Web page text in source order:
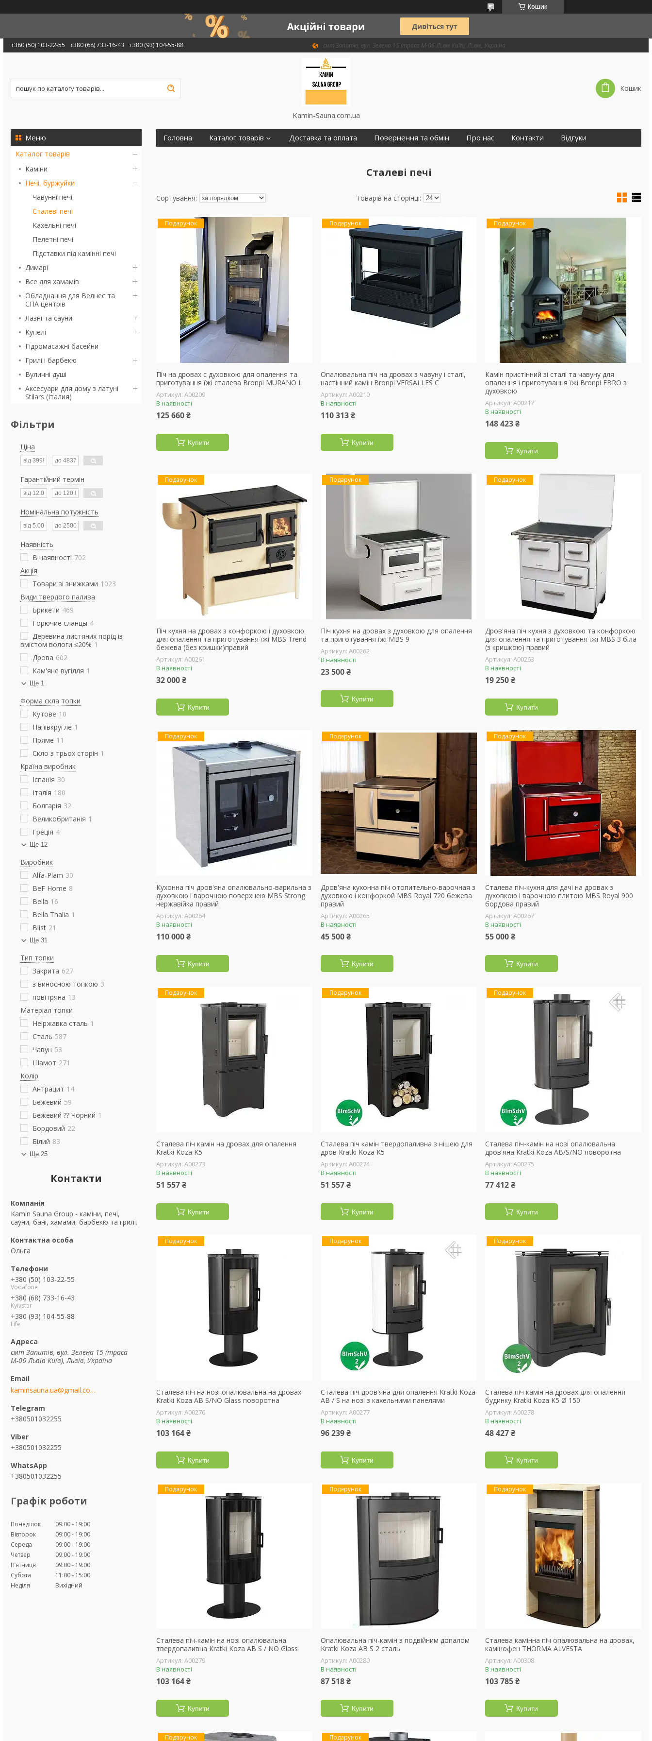
Кошик
+380 (50) 103-22-55 +380 (68) 733-16-43 +380 (93) 104-55-88 смт Запитів, вул. Зелена 15 (траса М-06 Львів Київ), Львів, Україна
Kamin-Sauna.com.ua
Кошик
Каталог товарів
Каміни
Печі, буржуйки
Чавунні печі
Сталеві печі
Кахельні печі
Пелетні печі
Підставки під камінні печі
Димарі
Все для хамамів
Обладнання для Велнес та
СПА центрів
Лазні та сауни
Купелі
Гідромасажні басейни
Грилі і барбекю
Вуличні душі
Аксесуари для дому з латуні
Stilars (Італия)
Фільтри
Ціна
Гарантійний термін
Номінальна потужність
Наявність
В наявності 702
Акція
Товари зі знижками 1023
Види твердого палива
Брикети 469
Горючие сланцы 4
Деревина листяних порід із
вмістом вологи ≤20% 1
Дрова 602
Кам'яне вугілля 1
Ще 1
Форма скла топки
Кутове 10
Напівкругле 1
Пряме 11
Скло з трьох сторін 1
Країна виробник
Іспанія 30
Італія 180
Болгарія 32
Великобританія 1
Греція 4
Ще 12
Виробник
Alfa-Plam 30
BeF Home 8
Bella 16
Bella Thalia 1
Blist 21
Ще 31
Тип топки
Закрита 627
з виносною топкою 3
повітряна 13
Матеріал топки
Неіржавка сталь 1
Сталь 587
Чавун 53
Шамот 271
Колір
Антрацит 14
Бежевий 59
Бежевий ⁇ Чорний 1
Бордовий 22
Білий 83
Ще 25
Контакти
Kamin Sauna Group - каміни, печі,
сауни, бані, хамами, барбекю та грилі.
Ольга
+380 (50) 103-22-55
Vodafone
+380 (68) 733-16-43
Kyivstar
+380 (93) 104-55-88
Life
смт Запитів, вул. Зелена 15 (траса
М-06 Львів Київ), Львів, Україна
kaminsauna.ua@gmail.com
+380501032255
+380501032255
+380501032255
Графік роботи
Понеділок 09:00
19:00
Вівторок
09:00
19:00
Середа
09:00
19:00
Четвер
09:00
19:00
Пʼятниця
09:00
19:00
Субота
11:00
15:00
Неділя
Вихідний
Головна Каталог товарів Доставка та оплата Повернення та обмін Про нас Контакти Відгуки
Сталеві печі
Подарунок
Піч на дровах с духовкою для опалення та
приготування їжі сталева Bronpi MURANO L
А00209
В наявності
125 660 ₴
Купити
Подарунок
Опалювальна піч на дровах з чавуну і сталі,
настінний камін Bronpi VERSALLES C
А00210
В наявності
110 313 ₴
Купити
Подарунок
Камін пристінний зі сталі та чавуну для
опалення і приготування їжі Bronpi EBRO з
духовкою
А00217
В наявності
148 423 ₴
Купити
Подарунок
Піч кухня на дровах з конфоркою і духовкою
для опалення та приготування їжі MBS Trend
бежева (без кришки)правий
А00261
В наявності
32 000 ₴
Купити
Подарунок
Піч кухня на дровах з духовкою для опалення
та приготування їжі MBS 9
А00262
В наявності
23 500 ₴
Купити
Подарунок
Дров'яна піч кухня з духовкою та конфоркою
для опалення та приготування їжі MBS 3 біла
(з кришкою) правий
А00263
В наявності
19 250 ₴
Купити
Подарунок
Кухонна піч дров'яна опалювально-варильна з
духовкою і варочною поверхнею MBS Strong
нержавійка правий
А00264
В наявності
110 000 ₴
Купити
Подарунок
Дров'яна кухонна піч отопительно-варочная з
духовкою і конфоркой MBS Royal 720 бежева
правий
А00265
В наявності
45 500 ₴
Купити
Подарунок
Сталева піч-кухня для дачі на дровах з
духовкою і варочною плитою MBS Royal 900
бордова правий
А00267
В наявності
55 000 ₴
Купити
Подарунок
Сталева піч камін на дровах для опалення
Kratki Koza K5
А00273
В наявності
51 557 ₴
Купити
Подарунок
Сталева піч камін твердопаливна з нішею для
дров Kratki Koza K5
А00274
В наявності
51 557 ₴
Купити
Подарунок
Сталева піч-камін на нозі опалювальна
дров'яна Kratki Koza AB/S/NO поворотна
А00275
В наявності
77 412 ₴
Купити
Подарунок
Сталева піч на нозі опалювальна на дровах
Kratki Koza AB S/NO Glass поворотна
А00276
В наявності
103 164 ₴
Купити
Подарунок
Сталева піч дров'яна для опалення Kratki Koza
AB / S на нозі з кахельними панелями
А00277
В наявності
96 239 ₴
Купити
Подарунок
Сталева піч камін на дровах для опалення
будинку Kratki Koza K5 Ø 150
А00278
В наявності
48 427 ₴
Купити
Подарунок
Сталева піч-камін на нозі опалювальна
твердопаливна Kratki Koza AB S / NO Glass
А00279
В наявності
103 164 ₴
Купити
Подарунок
Опалювальна піч-камін з подвійним допалом
Kratki Koza AB S 2 сталь
А00280
В наявності
87 518 ₴
Купити
Подарунок
Сталева камінна піч опалювальна на дровах,
камінофен THORMA ALVESTA
А00308
В наявності
103 785 ₴
Купити
Подарунок Подарунок